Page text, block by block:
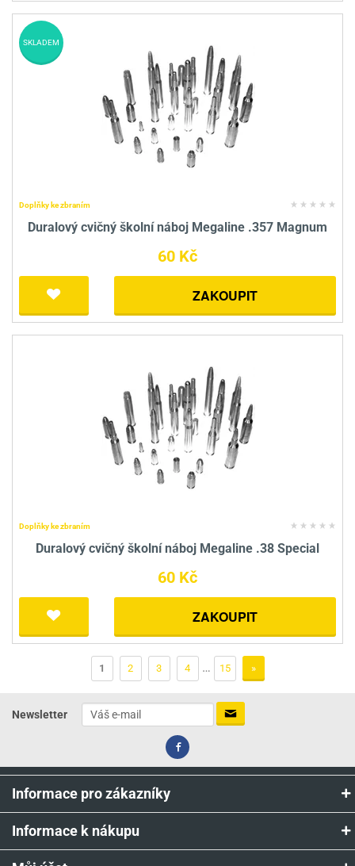
Doplňky ke zbraním
Duralový cvičný školní náboj Megaline .357 Magnum
60 Kč
ZAKOUPIT
SKLADEM
Doplňky ke zbraním
Duralový cvičný školní náboj Megaline .38 Special
60 Kč
ZAKOUPIT
1 2 3 4 … 15 »
Newsletter
Informace pro zákazníky
Informace k nákupu